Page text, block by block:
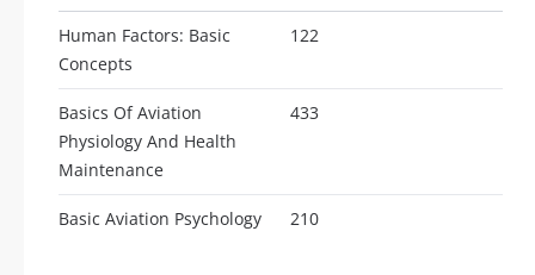
Human Factors: Basic
Concepts
122
Basics Of Aviation
Physiology And Health
Maintenance
433
Basic Aviation Psychology 210